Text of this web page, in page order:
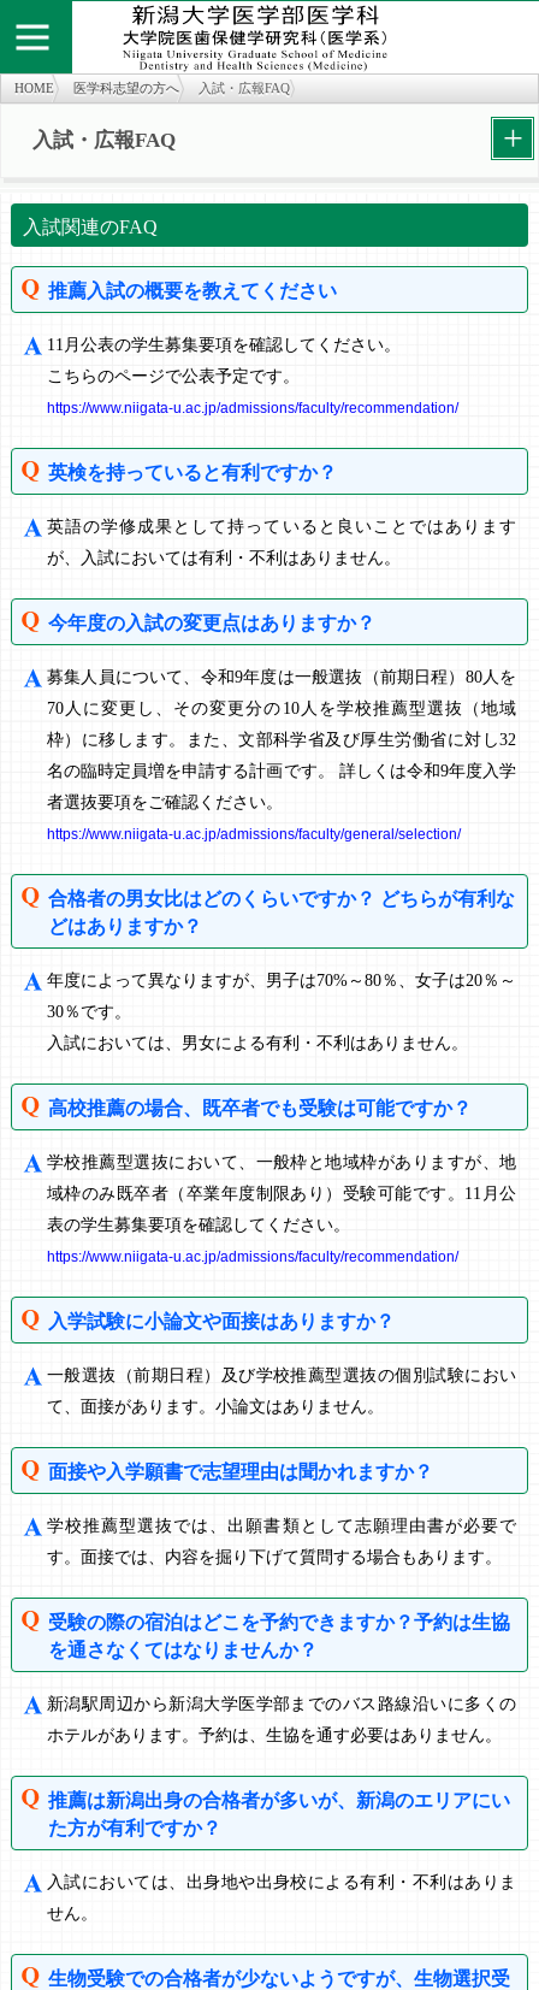
個人情報保護方針
医学部医学科旧twitter
HOME 医学科志望の方へ 入試・広報FAQ
入試・広報FAQ +
入試関連のFAQ
推薦入試の概要を教えてください
11月公表の学生募集要項を確認してください。
こちらのページで公表予定です。
https://www.niigata-u.ac.jp/admissions/faculty/recommendation/
英検を持っていると有利ですか？
英語の学修成果として持っていると良いことではあります
が、入試においては有利・不利はありません。
今年度の入試の変更点はありますか？
募集人員について、令和9年度は一般選抜（前期日程）80人を
70人に変更し、その変更分の10人を学校推薦型選抜（地域
枠）に移します。また、文部科学省及び厚生労働省に対し32
名の臨時定員増を申請する計画です。 詳しくは令和9年度入学
者選抜要項をご確認ください。
https://www.niigata-u.ac.jp/admissions/faculty/general/selection/
合格者の男女比はどのくらいですか？ どちらが有利な
どはありますか？
年度によって異なりますが、男子は70%～80％、女子は20％～
30％です。
入試においては、男女による有利・不利はありません。
高校推薦の場合、既卒者でも受験は可能ですか？
学校推薦型選抜において、一般枠と地域枠がありますが、地
域枠のみ既卒者（卒業年度制限あり）受験可能です。11月公
表の学生募集要項を確認してください。
https://www.niigata-u.ac.jp/admissions/faculty/recommendation/
入学試験に小論文や面接はありますか？
一般選抜（前期日程）及び学校推薦型選抜の個別試験におい
て、面接があります。小論文はありません。
面接や入学願書で志望理由は聞かれますか？
学校推薦型選抜では、出願書類として志願理由書が必要で
す。面接では、内容を掘り下げて質問する場合もあります。
受験の際の宿泊はどこを予約できますか？予約は生協
を通さなくてはなりませんか？
新潟駅周辺から新潟大学医学部までのバス路線沿いに多くの
ホテルがあります。予約は、生協を通す必要はありません。
推薦は新潟出身の合格者が多いが、新潟のエリアにい
た方が有利ですか？
入試においては、出身地や出身校による有利・不利はありま
せん。
生物受験での合格者が少ないようですが、生物選択受